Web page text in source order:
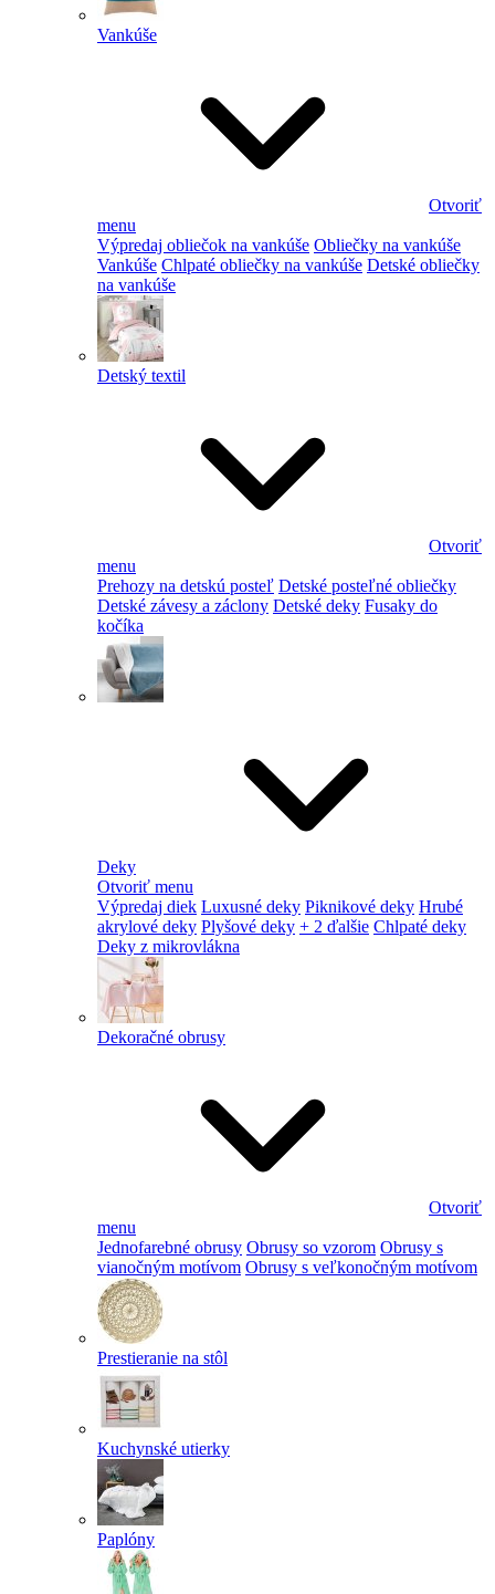
Vankúše
Otvoriť
menu
Výpredaj obliečok na vankúše Obliečky na vankúše
Vankúše Chlpaté obliečky na vankúše Detské obliečky
na vankúše
Detský textil
Otvoriť
menu
Prehozy na detskú posteľ Detské posteľné obliečky
Detské závesy a záclony Detské deky Fusaky do
kočíka
Deky
Otvoriť menu
Výpredaj diek Luxusné deky Piknikové deky Hrubé
akrylové deky Plyšové deky + 2 ďalšie Chlpaté deky
Deky z mikrovlákna
Dekoračné obrusy
Otvoriť
menu
Jednofarebné obrusy Obrusy so vzorom Obrusy s
vianočným motívom Obrusy s veľkonočným motívom
Prestieranie na stôl
Kuchynské utierky
Paplóny